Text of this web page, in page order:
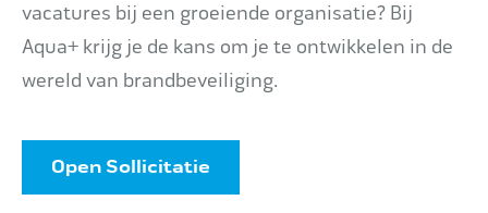
vacatures bij een groeiende organisatie? Bij
Aqua+ krijg je de kans om je te ontwikkelen in de
wereld van brandbeveiliging.
Open Sollicitatie